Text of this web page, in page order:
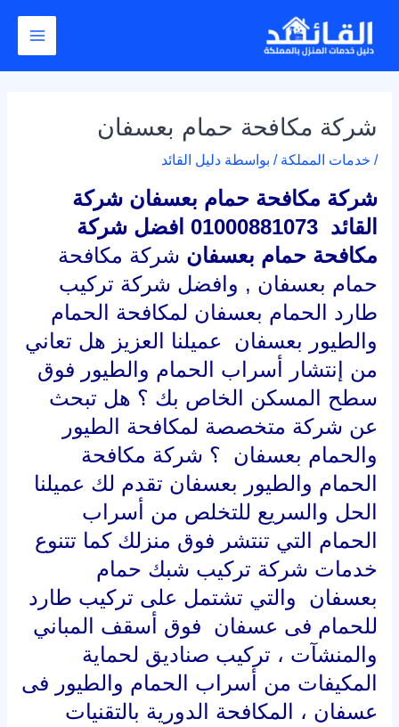
المحتوى
Main
شركة مكافحة حمام بعسفان
/ خدمات المملكة / بواسطة دليل القائد
شركة مكافحة حمام بعسفان شركة
القائد 01000881073 افضل شركة
مكافحة حمام بعسفان شركة مكافحة
حمام بعسفان , وافضل شركة تركيب
طارد الحمام بعسفان لمكافحة الحمام
والطيور بعسفان عميلنا العزيز هل تعاني
من إنتشار أسراب الحمام والطيور فوق
سطح المسكن الخاص بك ؟ هل تبحث
عن شركة متخصصة لمكافحة الطيور
والحمام بعسفان ؟ شركة مكافحة
الحمام والطيور بعسفان تقدم لك عميلنا
الحل والسريع للتخلص من أسراب
الحمام التي تنتشر فوق منزلك كما تتنوع
خدمات شركة تركيب شبك حمام
بعسفان والتي تشتمل على تركيب طارد
للحمام فى عسفان فوق أسقف المباني
والمنشآت ، تركيب صناديق لحماية
المكيفات من أسراب الحمام والطيور فى
عسفان ، المكافحة الدورية بالتقنيات
navigation